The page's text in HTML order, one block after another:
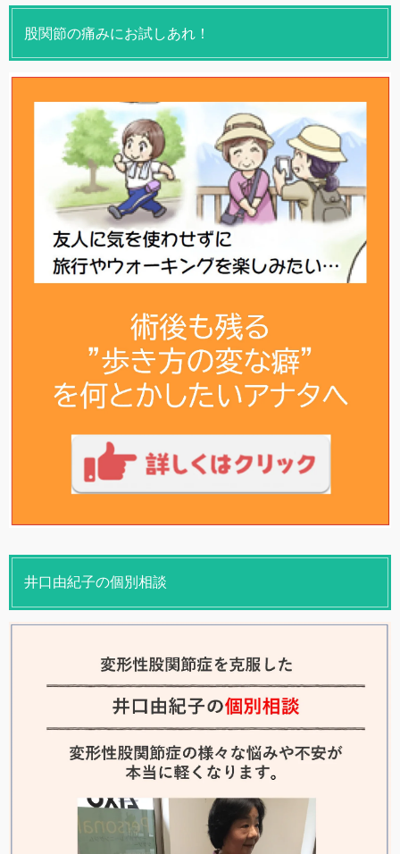
股関節の痛みにお試しあれ！
井口由紀子の個別相談